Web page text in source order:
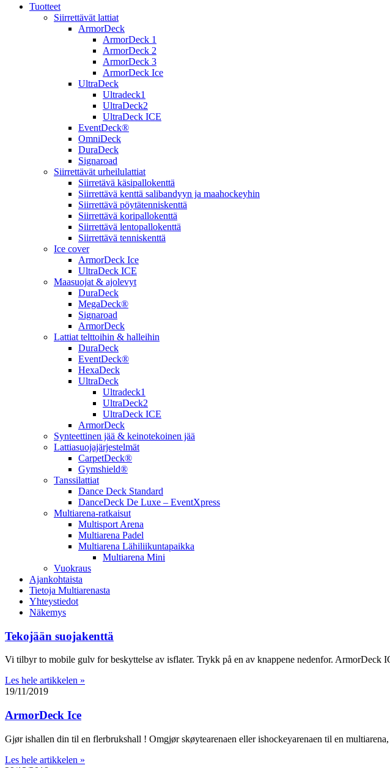
Tuotteet
Siirrettävät lattiat
ArmorDeck
ArmorDeck 1
ArmorDeck 2
ArmorDeck 3
ArmorDeck Ice
UltraDeck
Ultradeck1
UltraDeck2
UltraDeck ICE
EventDeck®
OmniDeck
DuraDeck
Signaroad
Siirrettävät urheilulattiat
Siirretävä käsipallokenttä
Siirrettävä kenttä salibandyyn ja maahockeyhin
Siirrettävä pöytätenniskenttä
Siirrettävä koripallokenttä
Siirrettävä lentopallokenttä
Siirrettävä tenniskenttä
Ice cover
ArmorDeck Ice
UltraDeck ICE
Maasuojat & ajolevyt
DuraDeck
MegaDeck®
Signaroad
ArmorDeck
Lattiat telttoihin & halleihin
DuraDeck
EventDeck®
HexaDeck
UltraDeck
Ultradeck1
UltraDeck2
UltraDeck ICE
ArmorDeck
Synteettinen jää & keinotekoinen jää
Lattiasuojajärjestelmät
CarpetDeck®
Gymshield®
Tanssilattiat
Dance Deck Standard
DanceDeck De Luxe – EventXpress
Multiarena-ratkaisut
Multisport Arena
Multiarena Padel
Multiarena Lähiliikuntapaikka
Multiarena Mini
Vuokraus
Ajankohtaista
Tietoja Multiarenasta
Yhteystiedot
Näkemys
Tekojään suojakenttä
Vi tilbyr to mobile gulv for beskyttelse av isflater. Trykk på en av knappene nedenfor.
Les hele artikkelen »
19/11/2019
ArmorDeck Ice
Gjør ishallen din til en flerbrukshall ! Omgjør skøytearenaen eller ishockeyarenaen til en
Les hele artikkelen »